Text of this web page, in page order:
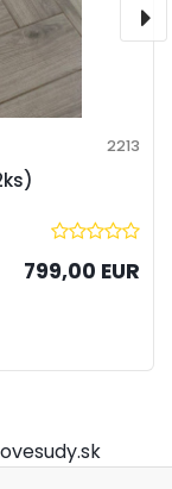
2213
799,00 EUR